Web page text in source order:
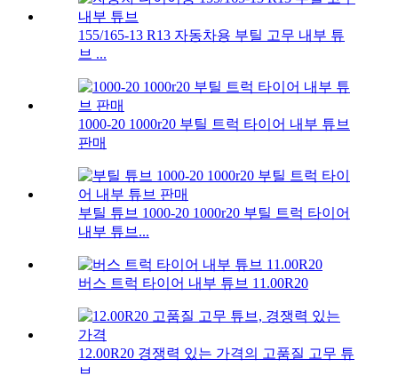
155/165-13 R13 자동차용 부틸 고무 내부 튜
브 ...
1000-20 1000r20 부틸 트럭 타이어 내부 튜브
판매
부틸 튜브 1000-20 1000r20 부틸 트럭 타이어
내부 튜브...
버스 트럭 타이어 내부 튜브 11.00R20
12.00R20 경쟁력 있는 가격의 고품질 고무 튜
브